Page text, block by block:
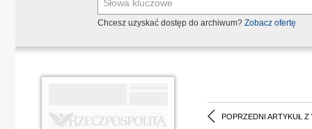
Chcesz uzyskać dostęp do archiwum? Zobacz ofertę
POPRZEDNI ARTYKUŁ Z